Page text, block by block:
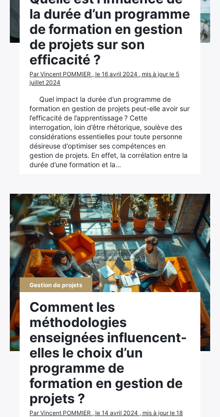
la durée d’un programme
de formation en gestion
de projets sur son
efficacité ?
Par Vincent POMMIER , le 16 avril 2024 , mis à jour le 5
juillet 2024
Quel impact la durée d’un programme de
formation en gestion de projets peut-elle avoir sur
l’efficacité de l’apprentissage ? Cette
interrogation, loin d’être rhétorique, soulève des
considérations essentielles pour toute personne
désireuse d’optimiser ses compétences en
gestion de projets. En effet, la corrélation entre la
durée d’une formation et la…
Gestion de projets
Comment les
méthodologies
enseignées influencent-
elles le choix d’un
programme de
formation en gestion de
projets ?
Par Vincent POMMIER , le 14 avril 2024 , mis à jour le 18